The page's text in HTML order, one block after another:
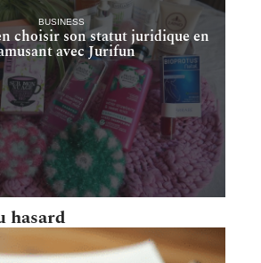
BUSINESS
choisir son statut juridique en
avec Jurifun
hasard